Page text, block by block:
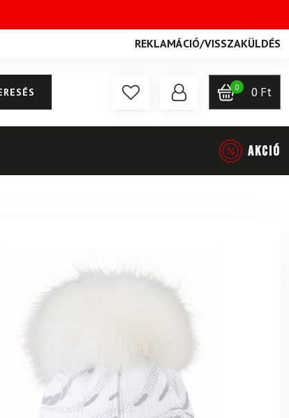
REKLAMÁCIÓ/VISSZAKÜLDÉS
0 0 Ft
AKCIÓ